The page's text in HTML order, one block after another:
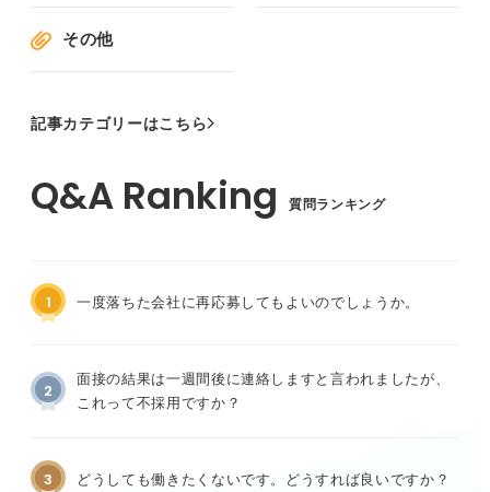
その他
記事カテゴリーはこちら
質問ランキング
1 一度落ちた会社に再応募してもよいのでしょうか。
2
面接の結果は一週間後に連絡しますと言われましたが、
これって不採用ですか？
3 どうしても働きたくないです。どうすれば良いですか？